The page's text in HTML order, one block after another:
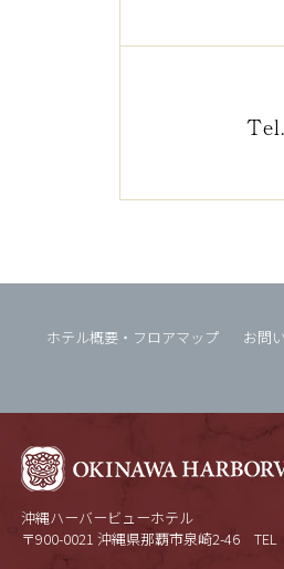
ホテル概要・フロアマップ お問
沖縄ハーバービューホテル
〒900-0021 沖縄県那覇市泉崎2-46 TEL